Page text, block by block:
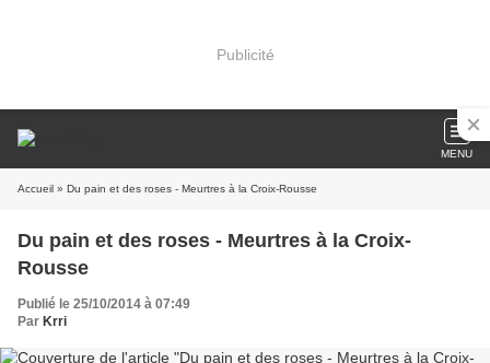
Publicité
MENU
Accueil » Du pain et des roses - Meurtres à la Croix-Rousse
Du pain et des roses - Meurtres à la Croix-
Rousse
Publié le 25/10/2014 à 07:49
Par Krri